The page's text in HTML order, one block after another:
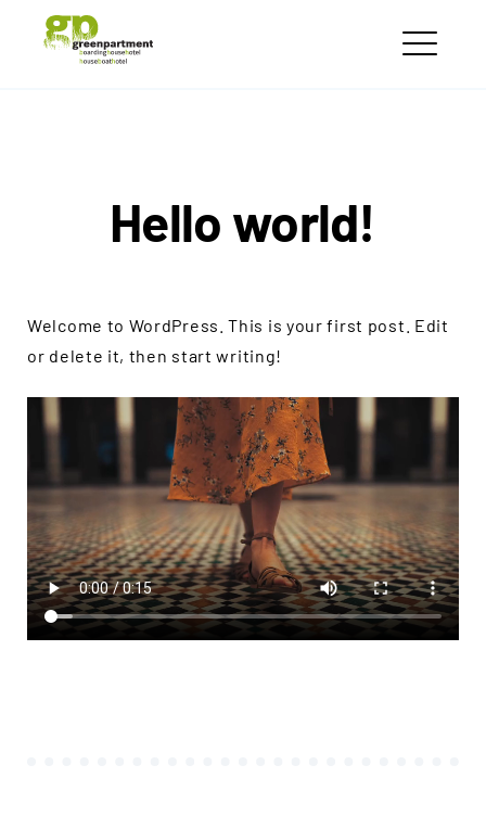
greenpartment
houseboathotels
Hello world!
Welcome to WordPress. This is your first post. Edit
or delete it, then start writing!